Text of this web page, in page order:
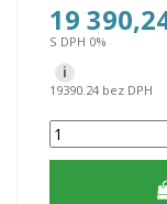
19
S DPH 0%
i
19390.24 bez DPH